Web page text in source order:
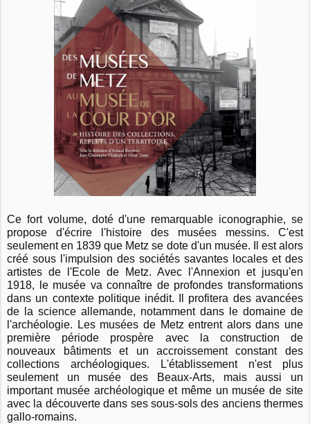
Ce fort volume, doté d'une remarquable iconographie, se
propose d'écrire l'histoire des musées messins. C'est
seulement en 1839 que Metz se dote d'un musée. Il est alors
créé sous l'impulsion des sociétés savantes locales et des
artistes de l'Ecole de Metz. Avec l'Annexion et jusqu'en
1918, le musée va connaître de profondes transformations
dans un contexte politique inédit. Il profitera des avancées
de la science allemande, notamment dans le domaine de
l'archéologie. Les musées de Metz entrent alors dans une
première période prospère avec la construction de
nouveaux bâtiments et un accroissement constant des
collections archéologiques. L'établissement n'est plus
seulement un musée des Beaux-Arts, mais aussi un
important musée archéologique et même un musée de site
avec la découverte dans ses sous-sols des anciens thermes
gallo-romains.